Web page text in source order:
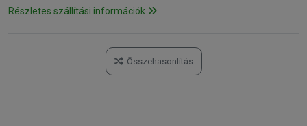
Részletes szállítási információk
Összehasonlítás